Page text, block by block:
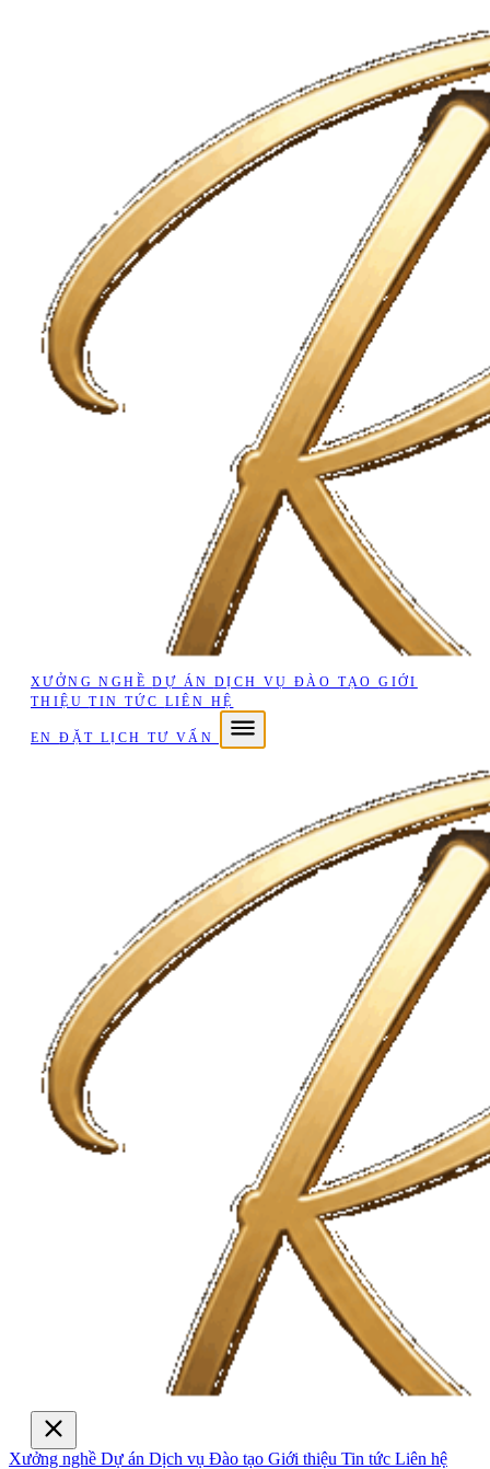
XƯỞNG NGHỀDỰ ÁN DỊCH VỤĐÀO TẠOGIỚI
THIỆUTIN TỨC LIÊN HỆ
ENĐẶT LỊCH TƯ VẤN
Xưởng nghề Dự án Dịch vụ Đào tạo Giới thiệu Tin tức Liên hệ